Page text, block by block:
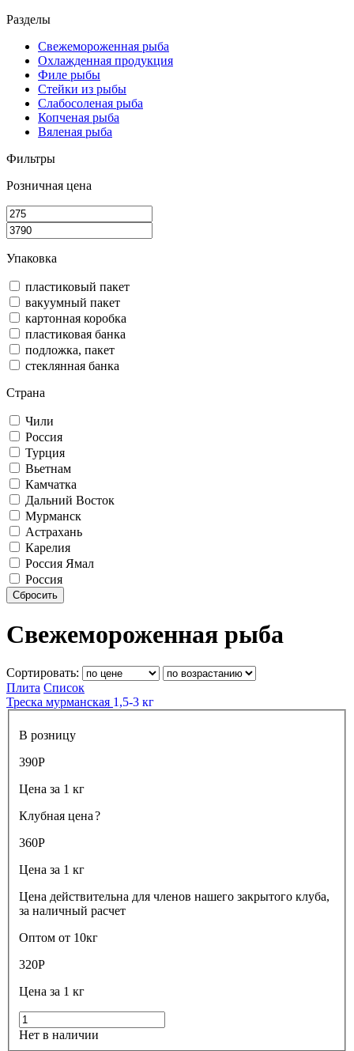
Разделы
Свежемороженная рыба
Охлажденная продукция
Филе рыбы
Стейки из рыбы
Слабосоленая рыба
Копченая рыба
Вяленая рыба
Фильтры
Розничная цена
Упаковка
пластиковый пакет
вакуумный пакет
картонная коробка
пластиковая банка
подложка, пакет
стеклянная банка
Страна
Чили
Россия
Турция
Вьетнам
Камчатка
Дальний Восток
Мурманск
Астрахань
Карелия
Россия Ямал
Россия
Сбросить
Свежемороженная рыба
Сортировать:
Плита Список
Треска мурманская 1,5-3 кг
В розницу
390Р
Цена за 1 кг
Клубная цена?
360Р
Цена за 1 кг
Цена действительна для членов нашего закрытого клуба,
за наличный расчет
Оптом от 10кг
320Р
Цена за 1 кг
Нет в наличии